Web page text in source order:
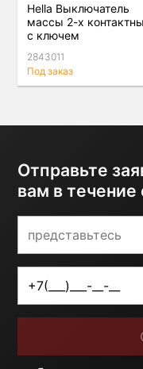
Hella Выключатель
массы 2-х
с ключем
2843011
Под заказ
Отправьте
вам в